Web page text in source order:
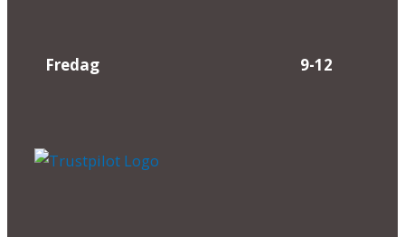
Fredag 9-12